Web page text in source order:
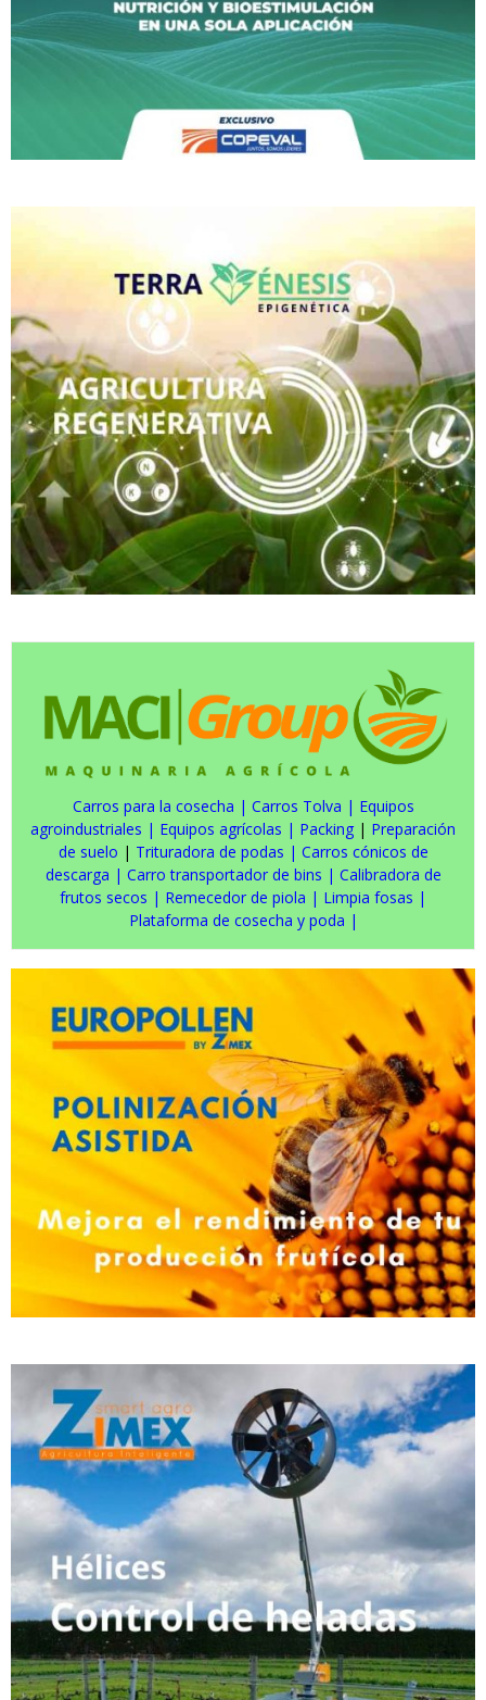
Carros para la cosecha | Carros Tolva | Equipos
agroindustriales | Equipos agrícolas | Packing | Preparación
de suelo | Trituradora de podas | Carros cónicos de
descarga | Carro transportador de bins | Calibradora de
frutos secos | Remecedor de piola | Limpia fosas |
Plataforma de cosecha y poda |